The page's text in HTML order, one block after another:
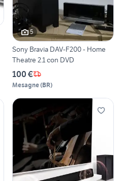
5
Sony Bravia DAV-F200 - Home
Theatre 2.1 con DVD
100 €
Mesagne(BR)